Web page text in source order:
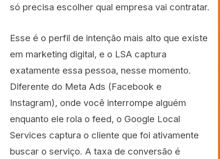
só precisa escolher qual empresa vai contratar.
Esse é o perfil de intenção mais alto que existe
em marketing digital, e o LSA captura
exatamente essa pessoa, nesse momento.
Diferente do Meta Ads (Facebook e
Instagram), onde você interrompe alguém
enquanto ele rola o feed, o Google Local
Services captura o cliente que foi ativamente
buscar o serviço. A taxa de conversão é